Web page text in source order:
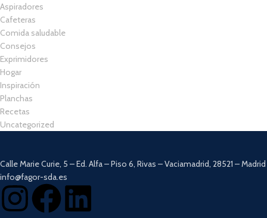
Aspiradores
Cafeteras
Comida saludable
Consejos
Exprimidores
Hogar
Inspiración
Planchas
Recetas
Uncategorized
Calle Marie Curie, 5 – Ed. Alfa – Piso 6, Rivas – Vaciamadrid, 28521 – Madrid
info@fagor-sda.es